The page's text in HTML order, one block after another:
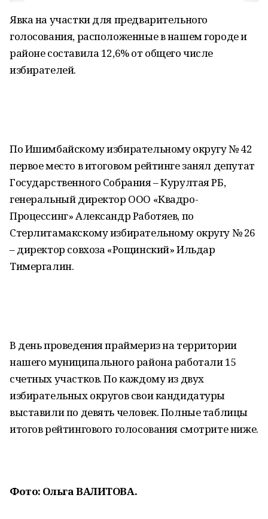
Явка на участки для предварительного
голосования, расположенные в нашем городе и
районе составила 12,6% от общего числе
избирателей.
По Ишимбайскому избирательному округу № 42
первое место в итоговом рейтинге занял депутат
Государственного Собрания – Курултая РБ,
генеральный директор ООО «Квадро-
Процессинг» Александр Работяев, по
Стерлитамакскому избирательному округу № 26
– директор совхоза «Рощинский» Ильдар
Тимергалин.
В день проведения праймериз на территории
нашего муниципального района работали 15
счетных участков. По каждому из двух
избирательных округов свои кандидатуры
выставили по девять человек. Полные таблицы
итогов рейтингового голосования смотрите ниже.
Фото: Ольга ВАЛИТОВА.